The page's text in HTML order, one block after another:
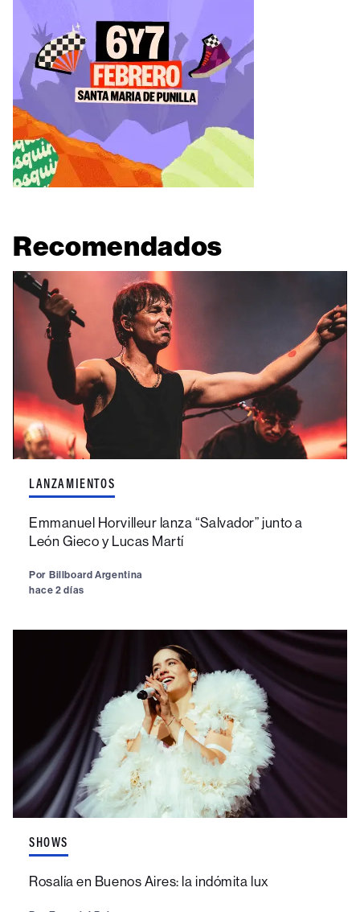
Recomendados
LANZAMIENTOS
Emmanuel Horvilleur lanza “Salvador” junto a
León Gieco y Lucas Martí
Por Billboard Argentina
hace 2 días
SHOWS
Rosalía en Buenos Aires: la indómita lux